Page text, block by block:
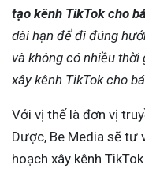
tạo kênh TikTok cho
dài hạn để đi đúng
và không có nhiều
xây kênh TikTok cho
Với vị thế là đơn vị
Dược, Be Media sẽ tư
hoạch xây kênh